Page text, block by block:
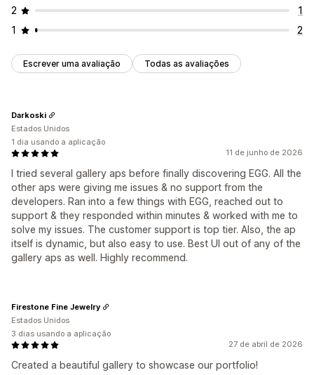
2
1
1
2
Escrever uma avaliação Todas as avaliações
11 de junho de 2026
I tried several gallery aps before finally discovering EGG. All the
other aps were giving me issues & no support from the
developers. Ran into a few things with EGG, reached out to
support & they responded within minutes & worked with me to
solve my issues. The customer support is top tier. Also, the ap
itself is dynamic, but also easy to use. Best UI out of any of the
gallery aps as well. Highly recommend.
Darkoski
Estados Unidos
1 dia usando a aplicação
27 de abril de 2026
Created a beautiful gallery to showcase our portfolio!
Firestone Fine Jewelry
Estados Unidos
3 dias usando a aplicação